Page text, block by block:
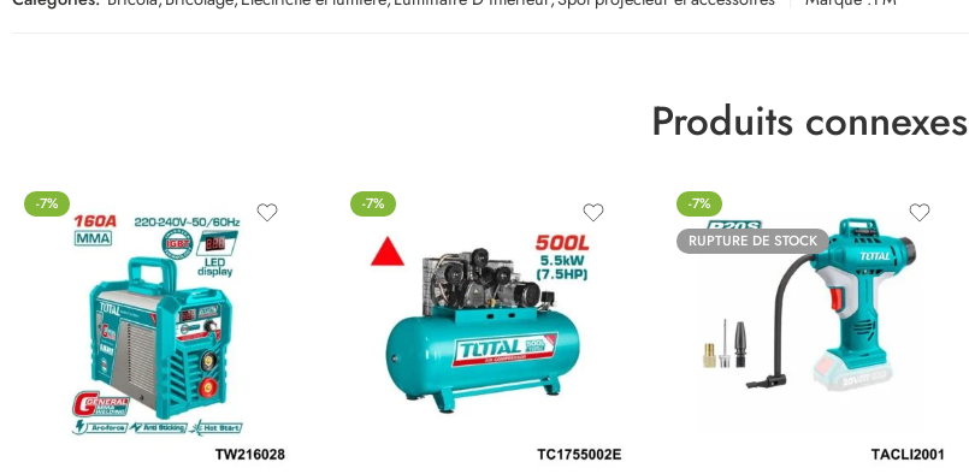
Produits connexes
-7% -7%
-7%
RUPTURE DE STOCK